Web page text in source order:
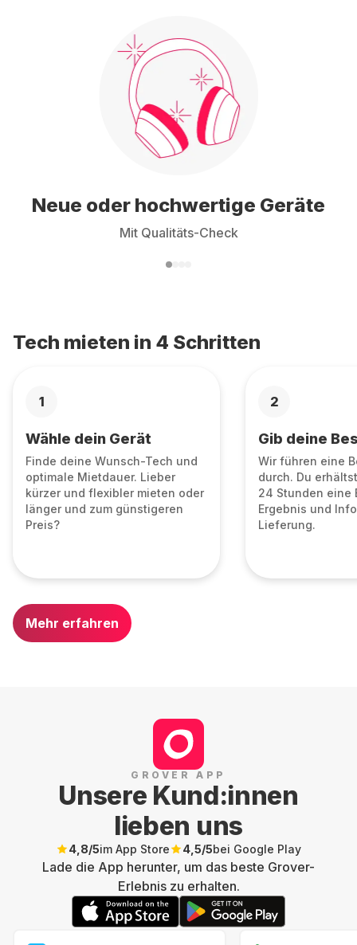
Neue oder hochwertige Geräte
Mit Qualitäts-Check
Tech mieten in 4 Schritten
1
Wähle dein Gerät
Finde deine Wunsch-Tech und
optimale Mietdauer. Lieber
kürzer und flexibler mieten oder
länger und zum günstigeren
Preis?
2
Gib deine
Wir führen eine
durch. Du
24 Stunden eine
Ergebnis und
Lieferung.
Mehr erfahren
GROVER APP
Unsere Kund:innen
lieben uns
4,8/5im App Store 4,5/5bei Google Play
Lade die App herunter, um das beste Grover-
Erlebnis zu erhalten.